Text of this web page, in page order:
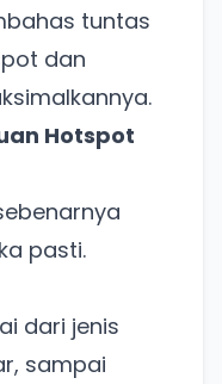
tuntas
dan
Hotspot
pasti.
dari jenis
sampai